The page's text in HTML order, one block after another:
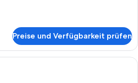
Preise und Verfügbarkeit prüfen
Ein Hotelzimmer mit einem großen